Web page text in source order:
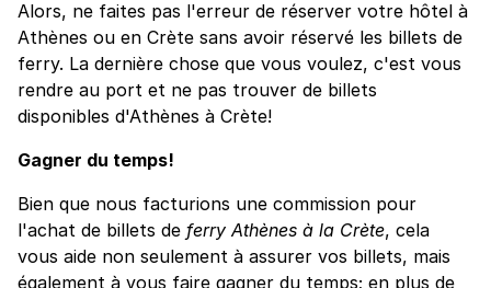
Alors, ne faites pas l'erreur de réserver votre hôtel à
Athènes ou en Crète sans avoir réservé les billets de
ferry. La dernière chose que vous voulez, c'est vous
rendre au port et ne pas trouver de billets
disponibles d'Athènes à Crète!
Gagner du temps!
Bien que nous facturions une commission pour
l'achat de billets de ferry Athènes à la Crète, cela
vous aide non seulement à assurer vos billets, mais
également à vous faire gagner du temps; en plus de